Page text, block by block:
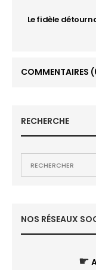
Le fidèle
COMMENTAIRES
RECHERCHE
NOS RÉSEAUX
☛